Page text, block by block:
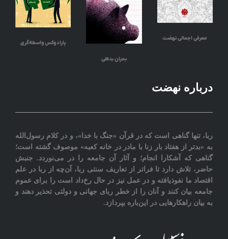
معرفی اجمالی نهضت
بحران بدهی
پارادوکس واسطه‌گری
درباره نهضت
ربا، تنها گناهی است که در قرآن «جنگ با خدا»، و در کلام رسول‌الله
به «بدتر از هفتاد بار زنا با مادر در خانه کعبه» موصوف گشته است؛
گناهی که آشکارا انجام؛ و آثار آن جامعه را در می‌نوردد‎. جنبش
حاضر، تلاش دارد تا فراتر از تعاريف سنتی ربا، آن‌چه از ربا در علم
اقتصاد ما نفوذیافته و در عمل نیز در حال رخ‌داد است را برای عموم
جامعه بيان کنند و آنان را از خطر ربای جهانی و دولتی تحذیر دهند و
به بیان راهکارهایی در این‌باره بپردازد.